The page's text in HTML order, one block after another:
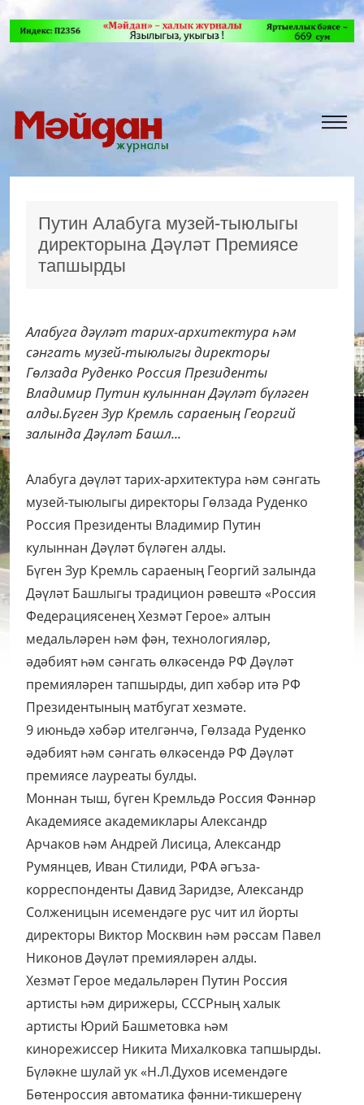
Путин Алабуга музей-тыюлыгы
директорына Дәүләт Премиясе
тапшырды
Алабуга дәүләт тарих-архитектура һәм
сәнгать музей-тыюлыгы директоры
Гөлзада Руденко Россия Президенты
Владимир Путин кулыннан Дәүләт бүләген
алды.Бүген Зур Кремль сараеның Георгий
залында Дәүләт Башл...
Алабуга дәүләт тарих-архитектура һәм сәнгать
музей-тыюлыгы директоры Гөлзада Руденко
Россия Президенты Владимир Путин
кулыннан Дәүләт бүләген алды.
Бүген Зур Кремль сараеның Георгий залында
Дәүләт Башлыгы традицион рәвештә «Россия
Федерациясенең Хезмәт Герое» алтын
медальләрен һәм фән, технологияләр,
әдәбият һәм сәнгать өлкәсендә РФ Дәүләт
премияләрен тапшырды, дип хәбәр итә РФ
Президентының матбугат хезмәте.
9 июньдә хәбәр ителгәнчә, Гөлзада Руденко
әдәбият һәм сәнгать өлкәсендә РФ Дәүләт
премиясе лауреаты булды.
Моннан тыш, бүген Кремльдә Россия Фәннәр
Академиясе академиклары Александр
Арчаков һәм Андрей Лисица, Александр
Румянцев, Иван Стилиди, РФА әгъза-
корреспонденты Давид Заридзе, Александр
Солженицын исемендәге рус чит ил йорты
директоры Виктор Москвин һәм рәссам Павел
Никонов Дәүләт премияләрен алды.
Хезмәт Герое медальләрен Путин Россия
артисты һәм дирижеры, СССРның халык
артисты Юрий Башметовка һәм
кинорежиссер Никита Михалковка тапшырды.
Бүләкне шулай ук «Н.Л.Духов исемендәге
Бөтенроссия автоматика фәнни-тикшеренү